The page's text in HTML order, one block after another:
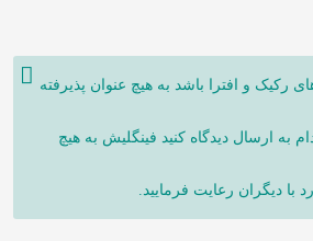
و افترا باشد به هیچ عنوان پذیرفته
به ارسال دیدگاه کنید فینگلیش به هیچ
با دیگران رعایت فرمایید.